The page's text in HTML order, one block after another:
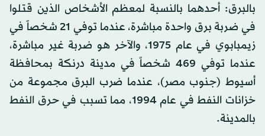
بالبرق: أحدهما بالنسبة لمعظم الأشخاص الذين قتلوا
في ضربة برق واحدة مباشرة، عندما توفي 21 شخصاً في
زيمبابوي في عام 1975، والآخر هو ضربة غير مباشرة،
عندما توفي 469 شخصاً في مدينة درنكة بمحافظة
أسيوط (جنوب مصر)، عندما ضرب البرق مجموعة من
خزانات النفط في عام 1994، مما تسبب في حرق النفط
بالمدينة.